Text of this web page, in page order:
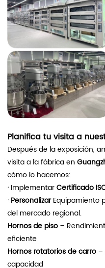
Planifica tu visita a
Después de la exposición,
visita a la fábrica en
cómo lo hacemos:
· ImplementarCertificado
· PersonalizarEquipamiento
del mercado regional.
Hornos de piso –
eficiente
Hornos rotatorios de carro –
capacidad